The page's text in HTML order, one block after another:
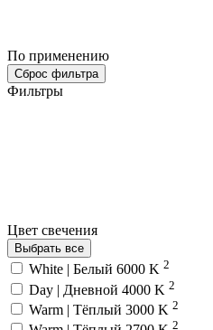
По применению
Сброс фильтра
Фильтры
Цвет свечения
Выбрать все
White | Белый 6000 K 2
Day | Дневной 4000 K 2
Warm | Тёплый 3000 K 2
2